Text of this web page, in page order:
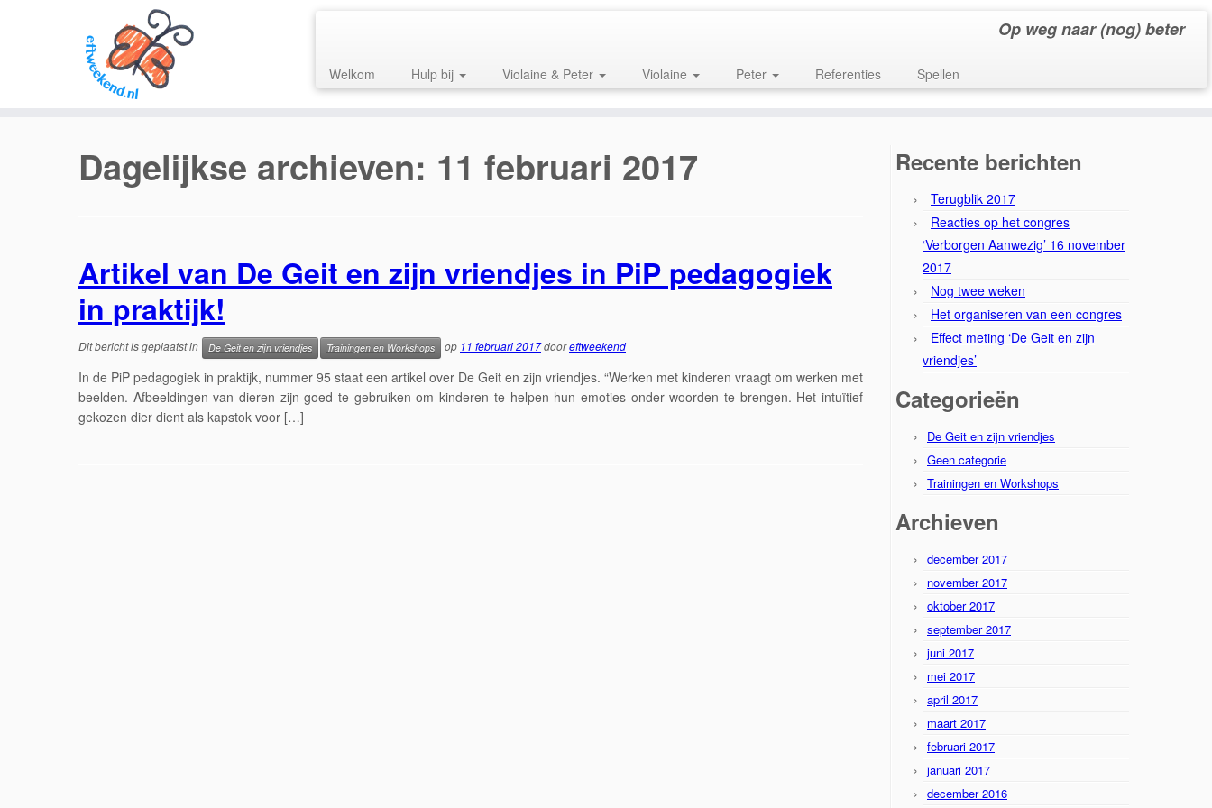
Op weg naar (nog) beter
Welkom Hulp bij Violaine & Peter Violaine Peter Referenties Spellen
Dagelijkse archieven: 11 februari 2017
Artikel van De Geit en zijn vriendjes in PiP pedagogiek
in praktijk!
Dit bericht is geplaatst in De Geit en zijn vriendjes Trainingen en Workshops op 11 februari 2017dooreftweekend
In de PiP pedagogiek in praktijk, nummer 95 staat een artikel over De Geit en zijn vriendjes. “Werken met kinderen vraagt om werken met
beelden. Afbeeldingen van dieren zijn goed te gebruiken om kinderen te helpen hun emoties onder woorden te brengen. Het intuïtief
gekozen dier dient als kapstok voor […]
Recente berichten
Terugblik 2017
Reacties op het congres
‘Verborgen Aanwezig’ 16 november
2017
Nog twee weken
Het organiseren van een congres
Effect meting ‘De Geit en zijn
vriendjes’
Categorieën
De Geit en zijn vriendjes
Geen categorie
Trainingen en Workshops
Archieven
december 2017
november 2017
oktober 2017
september 2017
juni 2017
mei 2017
april 2017
maart 2017
februari 2017
januari 2017
december 2016